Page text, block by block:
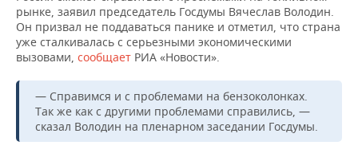
ВОЛЕЙБОЛ
КИБЕРСПОРТ
ФИГУРНОЕ КАТАНИЕ
ВОДНЫЕ ВИДЫ СПОРТА
ИСТОРИЯ
КУЛЬТУРА
МЕДИЦИНА
ОБРАЗОВАНИЕ
СПИСОК ПЕРСОН
СПИСОК КОМПАНИЙ
ПОЛНАЯ ВЕРСИЯ
рынке, заявил председатель Госдумы Вячеслав Володин.
Он призвал не поддаваться панике и отметил, что страна
уже сталкивалась с серьезными экономическими
вызовами, сообщает РИА «Новости».
— Справимся и с проблемами на бензоколонках.
Так же как с другими проблемами справились, —
сказал Володин на пленарном заседании Госдумы.